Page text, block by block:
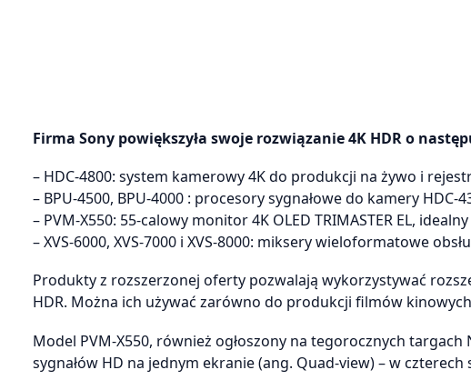
Firma Sony powiększyła swoje rozwiązanie 4K HDR o
– HDC-4800: system kamerowy 4K do produkcji na żywo i
– BPU-4500, BPU-4000 : procesory sygnałowe do kamery
– PVM-X550: 55-calowy monitor 4K OLED TRIMASTER EL,
– XVS-6000, XVS-7000 i XVS-8000: miksery wieloformatowe
Produkty z rozszerzonej oferty pozwalają wykorzystywać
HDR. Można ich używać zarówno do produkcji filmów
Model PVM-X550, również ogłoszony na tegorocznych
sygnałów HD na jednym ekranie (ang. Quad-view) – w